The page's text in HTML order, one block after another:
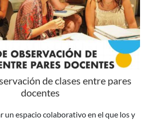
de clases entre pares
docentes
un espacio colaborativo en el que los y